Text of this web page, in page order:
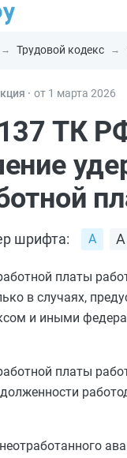
Трудовой кодекс
⸱ от 1 марта 2026
ТК
шрифта:
платы
в случаях,
и иными
платы